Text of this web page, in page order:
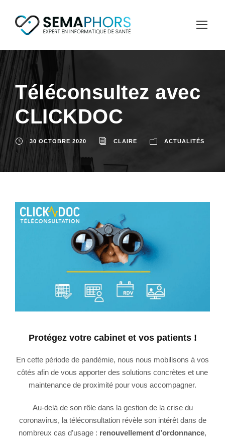
Téléconsultez avec
CLICKDOC
30 OCTOBRE 2020 CLAIRE ACTUALITÉS
Protégez votre cabinet et vos patients !
En cette période de pandémie, nous nous mobilisons à vos
côtés afin de vous apporter des solutions concrètes et une
maintenance de proximité pour vous accompagner.
Au-delà de son rôle dans la gestion de la crise du
coronavirus, la téléconsultation révèle son intérêt dans de
nombreux cas d’usage : renouvellement d’ordonnance,